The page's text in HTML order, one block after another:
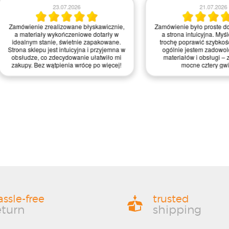
błyskawicznie,
wykończeniowe dotarły w
świetnie zapakowane.
intuicyjna i przyjemna w
ułatwiło mi
wrócę po więcej!
Zamówienie było proste do zrealizowania,
a strona intuicyjna. Myślę, że mogliby
trochę poprawić szybkość dostawy, ale
ogólnie jestem zadowolony z jakości
materiałów i obsługi – zasługują na
mocne cztery gwiazdki!
free trusted
shipping